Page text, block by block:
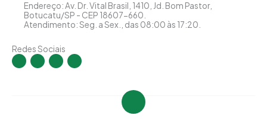
Endereço: Av. Dr. Vital Brasil, 1410, Jd. Bom Pastor,
Botucatu/SP - CEP 18607-660.
Atendimento: Seg. a Sex., das 08:00 às 17:20.
Redes Sociais
I
s
F
c
Y
u
L
n